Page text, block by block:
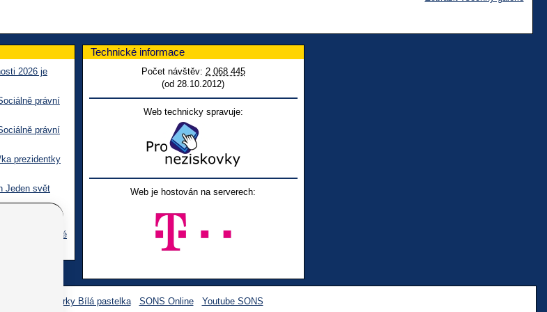
2026 je
právní
právní
prezidentky
Jeden svět
z pražské
Technické informace
Počet návštěv: 2 068 445
(od 28.10.2012)
Web technicky spravuje:
Web je hostován na serverech:
Facebook sbírky Bílá pastelka SONS Online Youtube SONS